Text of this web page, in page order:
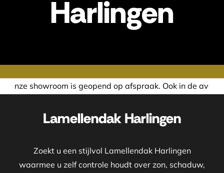
Harlingen
op afspraak. Ook in de avond of in het weekend
Lamellendak Harlingen
Zoekt u een stijlvol Lamellendak Harlingen
waarmee u zelf controle houdt over zon, schaduw,